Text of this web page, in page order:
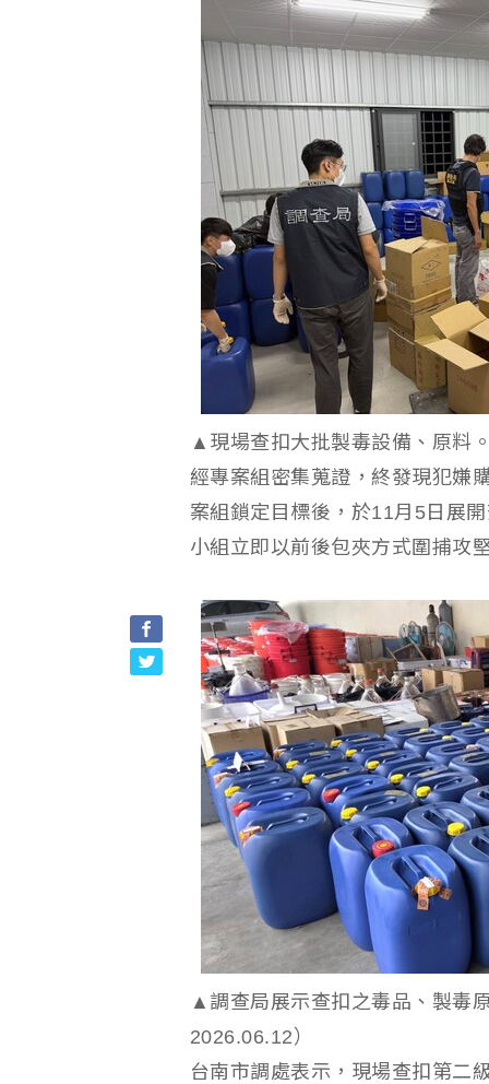
▲現場查扣大批製毒設備、原料
經專案組密集蒐證，終發現犯嫌
案組鎖定目標後，於11月5日展
小組立即以前後包夾方式圍捕攻
▲調查局展示查扣之毒品、製毒
2026.06.12）
台南市調處表示，現場查扣第二